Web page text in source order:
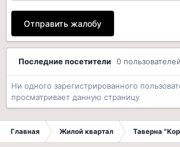
Отправить жалобу
Последние посетители 0
Ни одного зарегистрированного
просматривает данную страницу
Главная Жилой квартал Таверна